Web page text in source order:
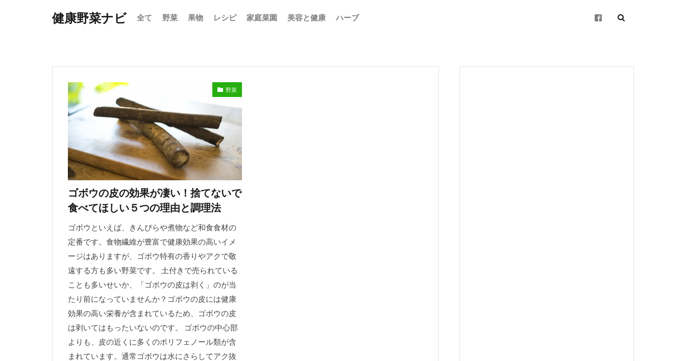
健康野菜ナビ 全て 野菜 果物 レシピ 家庭菜園 美容と健康 ハーブ
野菜
ゴボウの皮の効果が凄い！捨てないで
食べてほしい５つの理由と調理法
ゴボウといえば、きんぴらや煮物など和食食材の
定番です。食物繊維が豊富で健康効果の高いイメ
ージはありますが、ゴボウ特有の香りやアクで敬
遠する方も多い野菜です。 土付きで売られている
ことも多いせいか、「ゴボウの皮は剥く」のが当
たり前になっていませんか？ゴボウの皮には健康
効果の高い栄養が含まれているため、ゴボウの皮
は剥いてはもったいないのです。 ゴボウの中心部
よりも、皮の近くに多くのポリフェノール類が含
まれています。通常ゴボウは水にさらしてアク抜